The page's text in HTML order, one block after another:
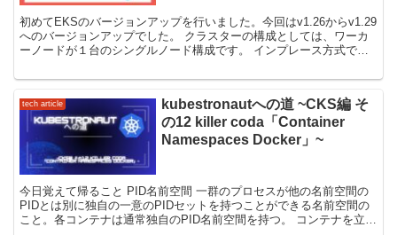
初めてEKSのバージョンアップを行いました。今回はv1.26からv1.29
へのバージョンアップでした。 クラスターの構成としては、ワーカ
ーノードが１台のシングルノード構成です。 インプレース方式で、
tech article
kubestronautへの道 ~CKS編 そ
の12 killer coda「Container
Namespaces Docker」~
今日覚えて帰ること PID名前空間 一群のプロセスが他の名前空間の
PIDとは別に独自の一意のPIDセットを持つことができる名前空間の
こと。各コンテナは通常独自のPID名前空間を持つ。 コンテナを立ち